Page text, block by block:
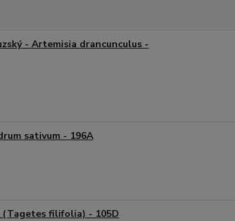
- Artemisia drancunculus -
sativum - 196A
(Tagetes filifolia) - 105D